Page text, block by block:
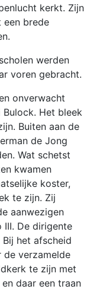
kerkt. Zijn
een brede
werden
voren gebracht.
onverwacht
Het bleek
Buiten aan de
de Jong
Wat schetst
kwamen
koster,
te zijn. Zij
aanwezigen
De dirigente
het afscheid
de verzamelde
te zijn met
daar een traan